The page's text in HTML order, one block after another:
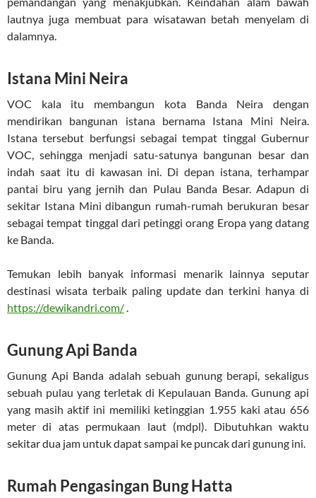
lautnya juga membuat para wisatawan betah menyelam di
dalamnya.
Istana Mini Neira
VOC kala itu membangun kota Banda Neira dengan
mendirikan bangunan istana bernama Istana Mini Neira.
Istana tersebut berfungsi sebagai tempat tinggal Gubernur
VOC, sehingga menjadi satu-satunya bangunan besar dan
indah saat itu di kawasan ini. Di depan istana, terhampar
pantai biru yang jernih dan Pulau Banda Besar. Adapun di
sekitar Istana Mini dibangun rumah-rumah berukuran besar
sebagai tempat tinggal dari petinggi orang Eropa yang datang
ke Banda.
Temukan lebih banyak informasi menarik lainnya seputar
destinasi wisata terbaik paling update dan terkini hanya di
https://dewikandri.com/
Gunung Api Banda
Gunung Api Banda adalah sebuah gunung berapi, sekaligus
sebuah pulau yang terletak di Kepulauan Banda. Gunung api
yang masih aktif ini memiliki ketinggian 1.955 kaki atau 656
meter di atas permukaan laut (mdpl). Dibutuhkan waktu
sekitar dua jam untuk dapat sampai ke puncak dari gunung ini.
Rumah Pengasingan Bung Hatta